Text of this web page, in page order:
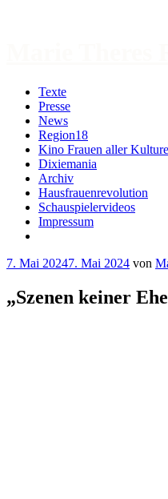
Texte
Presse
News
Region18
Kino Frauen aller
Dixiemania
Archiv
Hausfrauenrevolution
Schauspielervideos
Impressum
7. Mai 20247. Mai 2024 von
„Szenen keiner